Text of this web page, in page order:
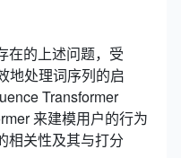
在的上述问题，受
地处理词序列的启
Transformer
来建模用户的行为
相关性及其与打分